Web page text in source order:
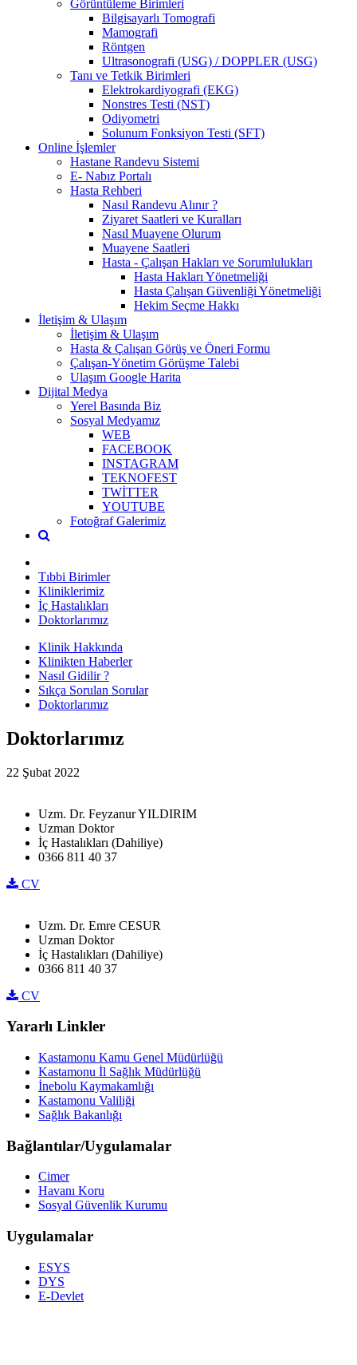
Görüntüleme Birimleri
Bilgisayarlı Tomografi
Mamografi
Röntgen
Ultrasonografi (USG) / DOPPLER (USG)
Tanı ve Tetkik Birimleri
Elektrokardiyografi (EKG)
Nonstres Testi (NST)
Odiyometri
Solunum Fonksiyon Testi (SFT)
Online İşlemler
Hastane Randevu Sistemi
E- Nabız Portalı
Hasta Rehberi
Nasıl Randevu Alınır ?
Ziyaret Saatleri ve Kuralları
Nasıl Muayene Olurum
Muayene Saatleri
Hasta - Çalışan Hakları ve Sorumlulukları
Hasta Hakları Yönetmeliği
Hasta Çalışan Güvenliği Yönetmeliği
Hekim Seçme Hakkı
İletişim & Ulaşım
İletişim & Ulaşım
Hasta & Çalışan Görüş ve Öneri Formu
Çalışan-Yönetim Görüşme Talebi
Ulaşım Google Harita
Dijital Medya
Yerel Basında Biz
Sosyal Medyamız
WEB
FACEBOOK
INSTAGRAM
TEKNOFEST
TWİTTER
YOUTUBE
Fotoğraf Galerimiz
Tıbbi Birimler
Kliniklerimiz
İç Hastalıkları
Doktorlarımız
Klinik Hakkında
Klinikten Haberler
Nasıl Gidilir ?
Sıkça Sorulan Sorular
Doktorlarımız
Doktorlarımız
22 Şubat 2022
Uzm. Dr. Feyzanur YILDIRIM
Uzman Doktor
İç Hastalıkları (Dahiliye)
0366 811 40 37
CV
Uzm. Dr. Emre CESUR
Uzman Doktor
İç Hastalıkları (Dahiliye)
0366 811 40 37
CV
Yararlı Linkler
Kastamonu Kamu Genel Müdürlüğü
Kastamonu İl Sağlık Müdürlüğü
İnebolu Kaymakamlığı
Kastamonu Valiliği
Sağlık Bakanlığı
Bağlantılar/Uygulamalar
Cimer
Havanı Koru
Sosyal Güvenlik Kurumu
Uygulamalar
ESYS
DYS
E-Devlet